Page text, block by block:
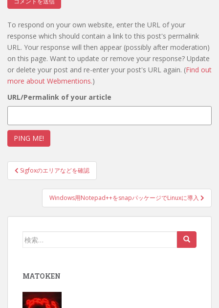
To respond on your own website, enter the URL of your
response which should contain a link to this post's permalink
URL. Your response will then appear (possibly after moderation)
on this page. Want to update or remove your response? Update
or delete your post and re-enter your post's URL again. (Find out
more about Webmentions.)
URL/Permalink of your article
投
稿
ゲ
Sigfoxのエリアなどを確認
Windows用Notepad++をsnapパッケージでLinuxに導入
検
MATOKEN